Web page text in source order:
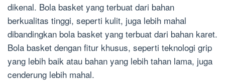
dikenal. Bola basket yang terbuat dari bahan
berkualitas tinggi, seperti kulit, juga lebih mahal
dibandingkan bola basket yang terbuat dari bahan karet.
Bola basket dengan fitur khusus, seperti teknologi grip
yang lebih baik atau bahan yang lebih tahan lama, juga
cenderung lebih mahal.